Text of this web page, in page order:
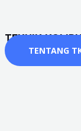
TEKNIK
TENTANG